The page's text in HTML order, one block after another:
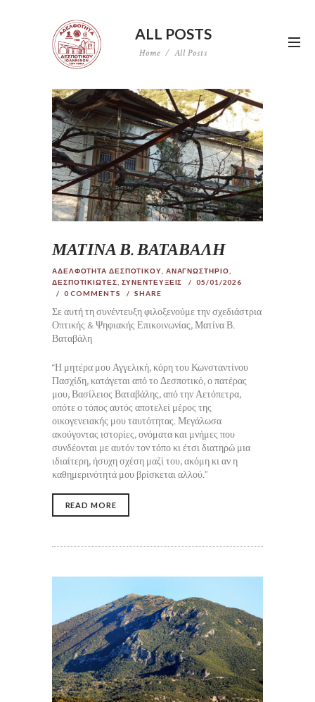
ALL POSTS
Home All Posts
ΜΑΤΙΝΑ Β. ΒΑΤΑΒΑΛΗ
ΑΔΕΛΦΟΤΗΤΑ ΔΕΣΠΟΤΙΚΟΥ ΑΝΑΓΝΩΣΤΗΡΙΟ
ΔΕΣΠΟΤΙΚΙΩΤΕΣ ΣΥΝΕΝΤΕΥΞΕΙΣ
05/01/2026
0 COMMENTS SHARE
Σε αυτή τη συνέντευξη φιλοξενούμε την σχεδιάστρια
Οπτικής & Ψηφιακής Επικοινωνίας, Ματίνα Β.
Βαταβάλη
“Η μητέρα μου Αγγελική, κόρη του Κωνσταντίνου
Πασχίδη, κατάγεται από το Δεσποτικό, ο πατέρας
μου, Βασίλειος Βαταβάλης, από την Αετόπετρα,
οπότε ο τόπος αυτός αποτελεί μέρος της
οικογενειακής μου ταυτότητας. Μεγάλωσα
ακούγοντας ιστορίες, ονόματα και μνήμες που
συνδέονται με αυτόν τον τόπο κι έτσι διατηρώ μια
ιδιαίτερη, ήσυχη σχέση μαζί του, ακόμη κι αν η
καθημερινότητά μου βρίσκεται αλλού.”
READ MORE